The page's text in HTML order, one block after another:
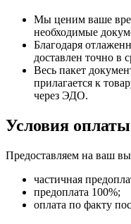
Мы ценим ваше
необходимые
Благодаря
доставлен точно в
Весь пакет
прилагается к
через ЭДО.
Условия
Предоставляем на ваш
частичная
предоплата 100%;
оплата по факту